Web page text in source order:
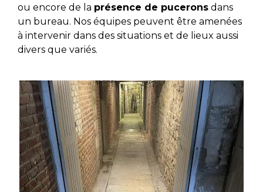
ou encore de la présence de puceronsdans
un bureau. Nos équipes peuvent être amenées
à intervenir dans des situations et de lieux aussi
divers que variés.